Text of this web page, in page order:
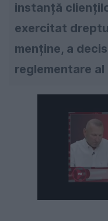
instanță
exercitat
menține, a
reglementare al